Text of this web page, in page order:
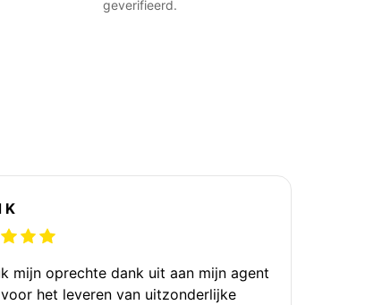
geverifieerd.
K
mijn oprechte dank uit aan mijn agent
het leveren van uitzonderlijke